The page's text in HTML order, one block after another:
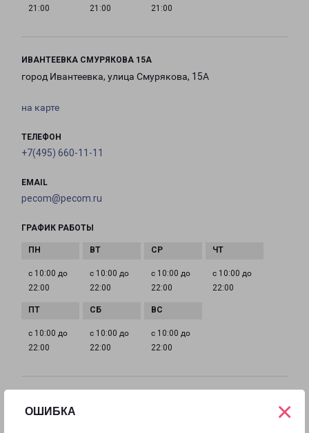
ОШИБКА ×
21:00
21:00
21:00
ИВАНТЕЕВКА СМУРЯКОВА 15А
город Ивантеевка, улица Смурякова, 15А
на карте
ТЕЛЕФОН
+7(495) 660-11-11
EMAIL
pecom@pecom.ru
ГРАФИК РАБОТЫ
с 10:00 до
22:00
с 10:00 до
22:00
с 10:00 до
22:00
с 10:00 до
22:00
с 10:00 до
22:00
с 10:00 до
22:00
с 10:00 до
22:00
Московская область, улица Московская, 9